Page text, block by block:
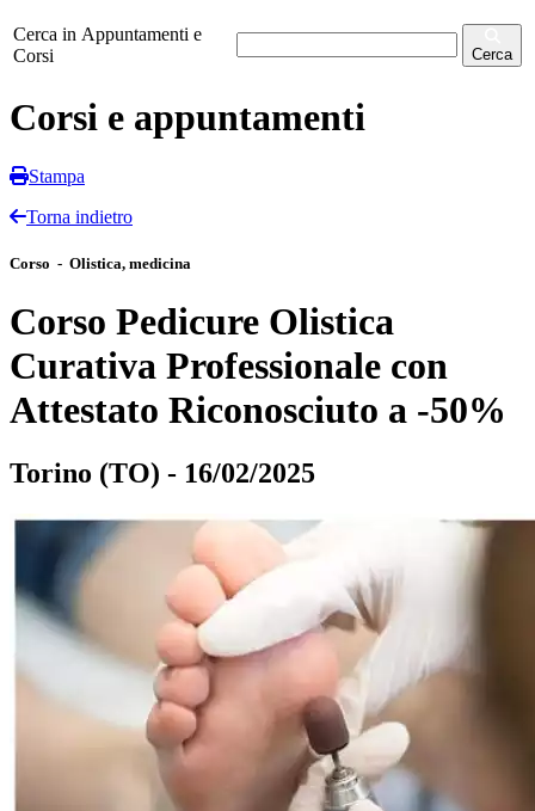
Cerca in Appuntamenti e
Corsi
Cerca
Corsi e appuntamenti
Stampa
Torna indietro
Corso - Olistica, medicina
Corso Pedicure Olistica
Curativa Professionale con
Attestato Riconosciuto a -50%
Torino (TO) - 16/02/2025